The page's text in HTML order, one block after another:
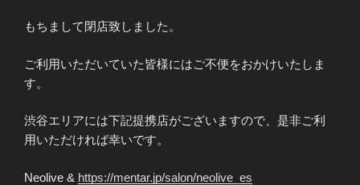
もちまして閉店致しました。
ご利用いただいていた皆様にはご不便をおかけいたしま
す。
渋谷エリアには下記提携店がございますので、是非ご利
用いただければ幸いです。
Neolive & https://mentar.jp/salon/neolive_es